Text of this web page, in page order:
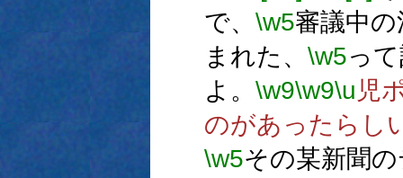
で、 \w5審議中
まれた、 \w5っ
よ。 \w9\w9\u 児
のがあったらし
\w5その某新聞